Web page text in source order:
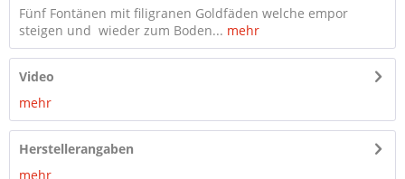
Fünf Fontänen mit filigranen Goldfäden welche empor
steigen und wieder zum Boden... mehr
Video
mehr
Herstellerangaben
mehr